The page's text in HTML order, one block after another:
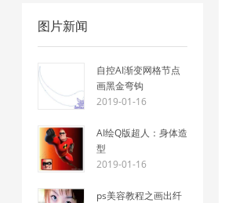
图片新闻
自控AI渐变网格节点
画黑金弯钩
2019-01-16
AI绘Q版超人：身体造
型
2019-01-16
ps美容教程之画出纤